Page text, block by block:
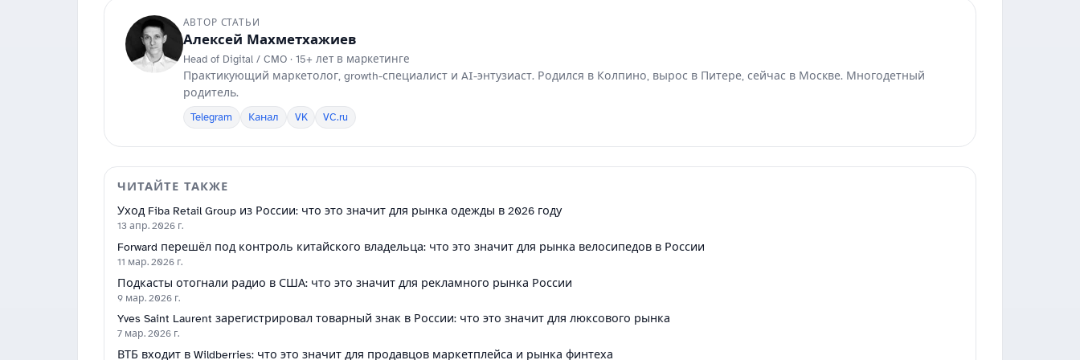
АВТОР СТАТЬИ
Алексей Махметхажиев
Head of Digital / CMO · 15+ лет в маркетинге
Практикующий маркетолог, growth-специалист и AI-энтузиаст. Родился в Колпино, вырос в Питере, сейчас в Москве. Многодетный
родитель.
Telegram Канал VK VC.ru
ЧИТАЙТЕ ТАКЖЕ
Уход Fiba Retail Group из России: что это значит для рынка одежды в 2026 году
13 апр. 2026 г.
Forward перешёл под контроль китайского владельца: что это значит для рынка велосипедов в России
11 мар. 2026 г.
Подкасты отогнали радио в США: что это значит для рекламного рынка России
9 мар. 2026 г.
Yves Saint Laurent зарегистрировал товарный знак в России: что это значит для люксового рынка
7 мар. 2026 г.
ВТБ входит в Wildberries: что это значит для продавцов маркетплейса и рынка финтеха